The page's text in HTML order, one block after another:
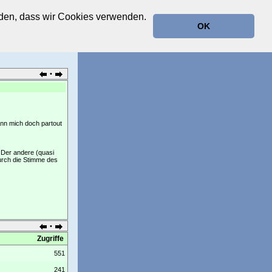
dass wir Cookies verwenden.
OK
•
mich doch partout
andere (quasi
die Stimme des
•
Zugriffe
551
241